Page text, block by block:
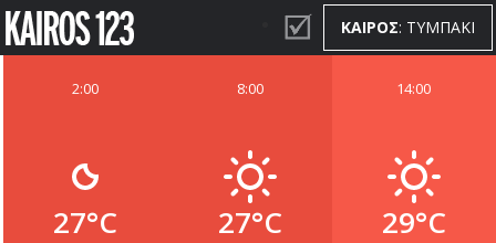
ΚΑΙΡΟΣ: ΤΥΜΠΑΚΙ
14:00
29°C
8:00
27°C
2:00
27°C